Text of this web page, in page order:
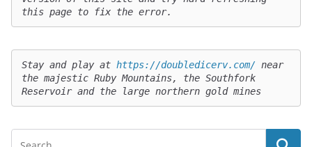
this page to fix the error.
Stay and play at https://doubledicerv.com/ near
the majestic Ruby Mountains, the Southfork
Reservoir and the large northern gold mines